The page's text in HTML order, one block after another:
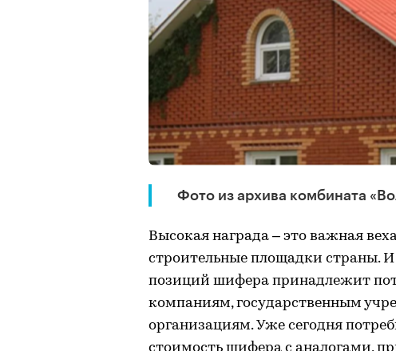
Фото из архива комбината
Высокая награда – это важная
строительные площадки страны. И
позиций шифера принадлежит
компаниям, государственным
организациям. Уже сегодня